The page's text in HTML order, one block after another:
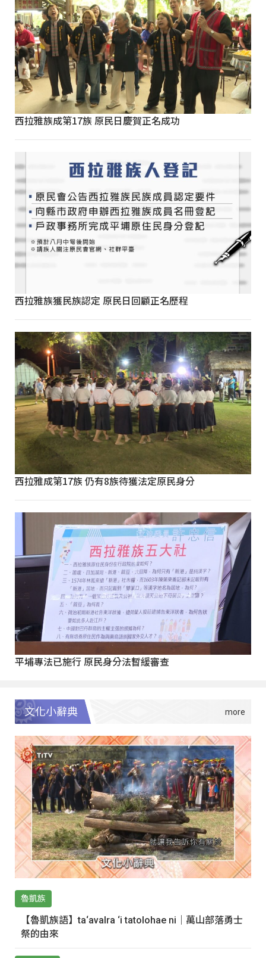
西拉雅族成第17族 原民日慶賀正名成功
西拉雅族獲民族認定 原民日回顧正名歷程
西拉雅成第17族 仍有8族待獲法定原民身分
平埔專法已施行 原民身分法暫緩審查
文化小辭典
魯凱族
【魯凱族語】ta‘avalra ‘i tatolohae ni｜萬山部落勇士
祭的由來